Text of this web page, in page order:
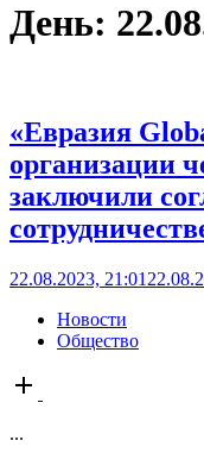
День:
«Евразия
организации
заключили
22.08.2023, 21:01
Новости
Общество
Open
post
...